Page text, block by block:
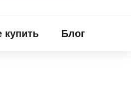
купить Блог